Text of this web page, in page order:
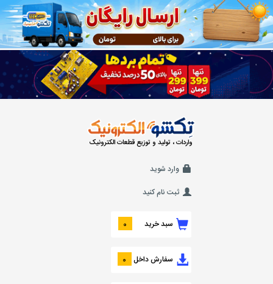
واردات ، تولید و توزیع قطعات الکترونیک
وارد شوید
ثبت نام کنید
سبد خرید 0
سفارش داخل 0